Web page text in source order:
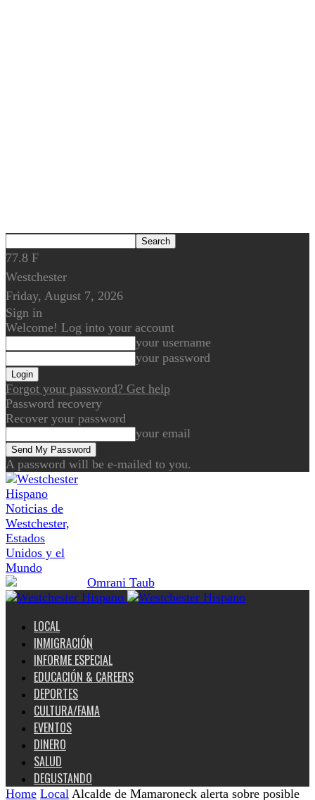
77.8 F
Westchester
Friday, August 7, 2026
Sign in
Welcome! Log into your account
your username
your password
Forgot your password? Get help
Password recovery
Recover your password
your email
A password will be e-mailed to you.
Noticias de
Westchester,
Estados
Unidos y el
Mundo
LOCAL
INMIGRACIÓN
INFORME ESPECIAL
EDUCACIÓN & CAREERS
DEPORTES
CULTURA/FAMA
EVENTOS
DINERO
SALUD
DEGUSTANDO
Home Local Alcalde de Mamaroneck alerta sobre posible